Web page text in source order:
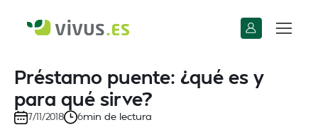
Préstamo puente: ¿qué es y
para qué sirve?
7/11/2018 6min de lectura